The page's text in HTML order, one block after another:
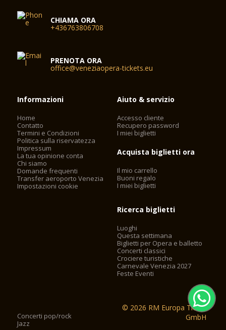
CHIAMA ORA
+436763806708
PRENOTA ORA
office@veneziaopera-tickets.eu
Informazioni
Home
Contatto
Termini e Condizioni
Politica sulla riservatezza
Impressum
La tua opinione conta
Chi siamo
Domande frequenti
Transfer aeroporto Venezia
Impostazioni cookie
Aiuto & servizio
Accesso cliente
Recupero password
I miei biglietti
Acquista biglietti ora
Il mio carrello
Buoni regalo
I miei biglietti
Ricerca biglietti
Luoghi
Questa settimana
Biglietti per Opera e balletto
Concerti classici
Crociere turistiche
Carnevale Venezia 2027
Feste Eventi
Concerti pop/rock
Jazz
© 2026 RM Europa Ticket
GmbH